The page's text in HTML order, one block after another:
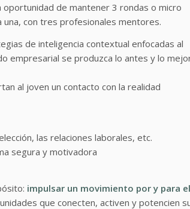
de mantener 3 rondas o micro
una, con tres profesionales mentores.
de inteligencia contextual enfocadas al
empresarial se produzca lo antes y lo
al joven un contacto con la realidad
las relaciones laborales, etc.
segura y motivadora
impulsar un movimiento por y para el
que conecten, activen y potencien